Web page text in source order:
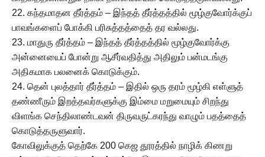
22. கந்தமாதன தீர்த்தம் – இந்தத் தீர்த்தத்தில் மூழ்குவோர்க்குப்
பாவங்களைப் போக்கி பரிசுத்தத்தைத் தர வல்லது.
23. மாதுரு தீர்த்தம் – இந்தத் தீர்த்தத்தில் மூழ்குவோர்க்கு
அன்னையைப் போன்று ஆசீர்வதித்து அதிலும் பன்மடங்கு
அதிகமாக பலனைக் கொடுக்கும்.
24. தென் புலத்தார் தீர்த்தம் – இதில் ஒரு தரம் மூழ்கி எள்ளுத்
தண்ணீரும் இறத்தவர்களுக்கு இம்மை மறுமையும் சிறந்து
விளங்க செந்திலாண்டவன் திருவருட்கரந்து வாழும் பதத்தைத்
கொடுத்தருளுவார்.
கோவிலுக்குத் தெற்கே 200 கெஜ தூரத்தில் நாழிக் கிணறு